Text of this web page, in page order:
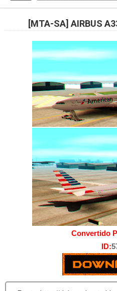
[MTA-SA] AIRBUS
Convertido
ID: